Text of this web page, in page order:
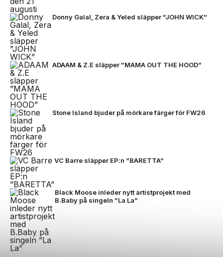
Donny Galal, Zera & Yeled släpper ”JOHN WICK”
ADAAM & Z.E släpper ”MAMA OUT THE HOOD”
Stone Island bjuder på mörkare färger för FW26
VC Barre släpper EP:n ”BARETTA”
Black Moose inleder nytt artistprojekt med
B.Baby på singeln ”La La”